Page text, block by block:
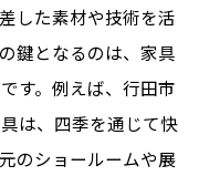
住まいの提案
家具の配置術
ゃれな国産家具の
国産家具デザイン
した素材や技術を活
鍵となるのは、家具
す。例えば、行田市
は、四季を通じて快
のショールームや展